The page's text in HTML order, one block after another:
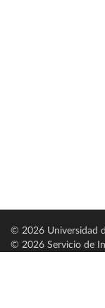
© 2026 Universidad
© 2026 Servicio de